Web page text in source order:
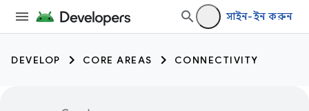
সাইন-ইন করুন
DEVELOP CORE AREAS CONNECTIVITY